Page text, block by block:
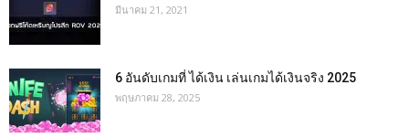
มีนาคม 21, 2021
6 อันดับเกมที่ ได้เงิน เล่นเกมได้เงินจริง 2025
พฤษภาคม 28, 2025